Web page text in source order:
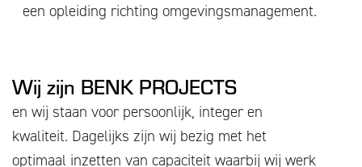
een opleiding richting omgevingsmanagement.
Wij zijn BENK PROJECTS
en wij staan voor persoonlijk, integer en
kwaliteit. Dagelijks zijn wij bezig met het
optimaal inzetten van capaciteit waarbij wij werk